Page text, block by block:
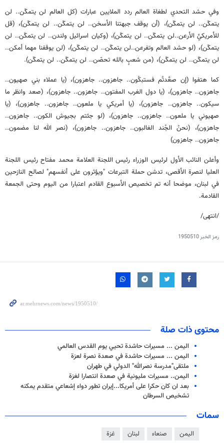
وفي حشد التحدي لطغاة العالم ردد الملايين عبارات (كل العالم لن يتمكّن.. لن
يتمكّن.. لن يتمكّن)، (أن يوقف جبهتنا الأسخن.. لن يتمكّن.. لن يتمكّن)، (قل
للأمريكيِّ الأرعن..لن يتمكّن.. لن يتمكّن)، (وكيان اسرائيل ولندن.. لن يتمكّن.. لن
يتمكّن)، (لو حشد العالم وتفرعن..لن يتمكّن.. لن يتمكّن)، (لن يوقفنا مهما أمكن..
لن يتمكّن.. لن يتمكّن)، (من شعبٍ بالله تحصّن.. لن يتمكّن.. لن يتمكّن).
كما هتفوا (إن صعَّدتُم فستبكُون.. جاهزون.. جاهزون)، (يا عملاء بني صهيون..
جاهزون.. جاهزون)، (يا دول الغرب المفتون.. جاهزون.. جاهزون)، (صعد وانظر ما
سيكون.. جاهزون.. جاهزون)، (يا أمريكي يا ملعون.. جاهزون.. جاهزون)، (يا
صهيوني يا ملعون.. جاهزون.. جاهزون)، (لو جئتم بجيوش الكون.. جاهزون..
جاهزون)، (نحنُ الجُند الغالبون.. جاهزون.. جاهزون)، (نصر الله لنا مضمون..
جاهزون.. جاهزون)
وأعلن النائب الأول لرئيس الوزراء رئيس اللجنة العلامة محمد مفتاح رئيس اللجنة
العليا لنصرة الأقصى، تدشن حملة التبرعات "ويؤثرون على أنفسهم" لصالح النازحين
في لبنان، موضحا أنه تم تخصيص الأسبوع القادم اعتبارا من اليوم وحتى الجمعة
القادمة.
/انتهى/
رمز الخبر1950510
محتوى ذات صلة
الیمن ... مسيرات حاشدة تحيي يوم القدس العالمي
اليمن ... مسيرات حاشدة في صعدة نصرة لعزة
ملتقى"مدرسة نصرالله" الدولي في طهران
اليمن.. مسيرات مليونية في صعدة انتصارا لغزة
بعد ان كان حكرا على أمريكا...إيران تطور دواء إشعاعي متقدم يمكنه
تشخيص السرطان
سمات
اليمن صنعاء لبنان غزة